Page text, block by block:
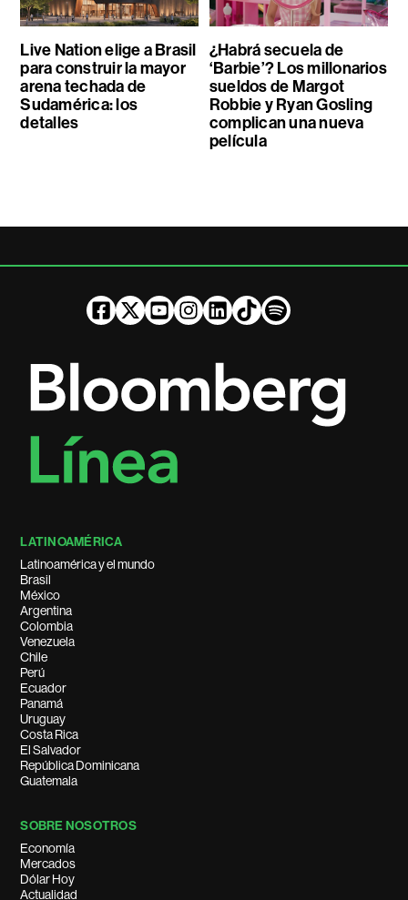
Live Nation elige a Brasil
para construir la mayor
arena techada de
Sudamérica: los
detalles
¿Habrá secuela de
‘Barbie’? Los millonarios
sueldos de Margot
Robbie y Ryan Gosling
complican una nueva
película
LATINOAMÉRICA
Latinoamérica y el mundo
Brasil
México
Argentina
Colombia
Venezuela
Chile
Perú
Ecuador
Panamá
Uruguay
Costa Rica
El Salvador
República Dominicana
Guatemala
SOBRE NOSOTROS
Economía
Mercados
Dólar Hoy
Actualidad